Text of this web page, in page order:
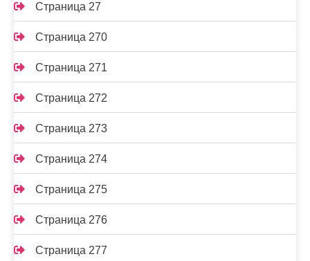
Страница 27
Страница 270
Страница 271
Страница 272
Страница 273
Страница 274
Страница 275
Страница 276
Страница 277